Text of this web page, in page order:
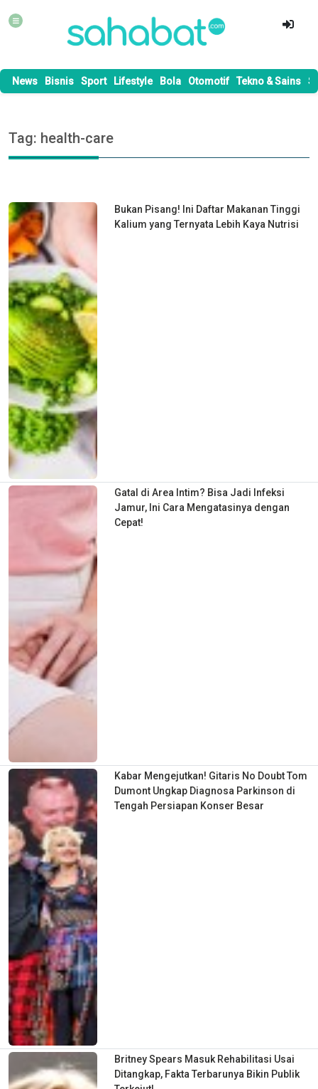
News Bisnis Sport Lifestyle Bola Otomotif Tekno & Sains
Tag: health-care
Bukan Pisang! Ini Daftar Makanan Tinggi
Kalium yang Ternyata Lebih Kaya Nutrisi
Gatal di Area Intim? Bisa Jadi Infeksi
Jamur, Ini Cara Mengatasinya dengan
Cepat!
Kabar Mengejutkan! Gitaris No Doubt Tom
Dumont Ungkap Diagnosa Parkinson di
Tengah Persiapan Konser Besar
Britney Spears Masuk Rehabilitasi Usai
Ditangkap, Fakta Terbarunya Bikin Publik